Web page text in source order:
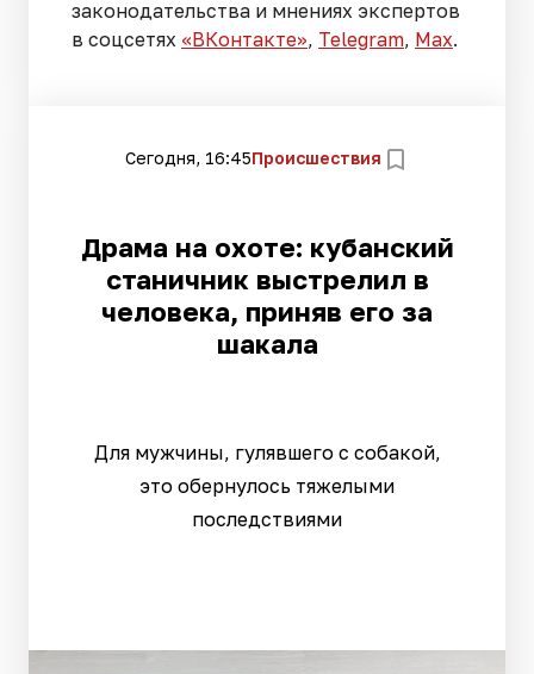
законодательства и мнениях экспертов
в соцсетях «ВКонтакте», Telegram, Мах.
Сегодня, 16:45Происшествия
Драма на охоте: кубанский
станичник выстрелил в
человека, приняв его за
шакала
Для мужчины, гулявшего с собакой,
это обернулось тяжелыми
последствиями